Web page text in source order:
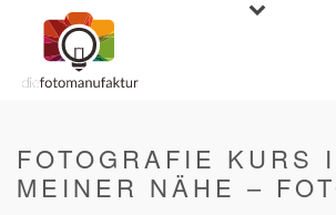
FOTOGRAFIE KURS
MEINER NÄHE –